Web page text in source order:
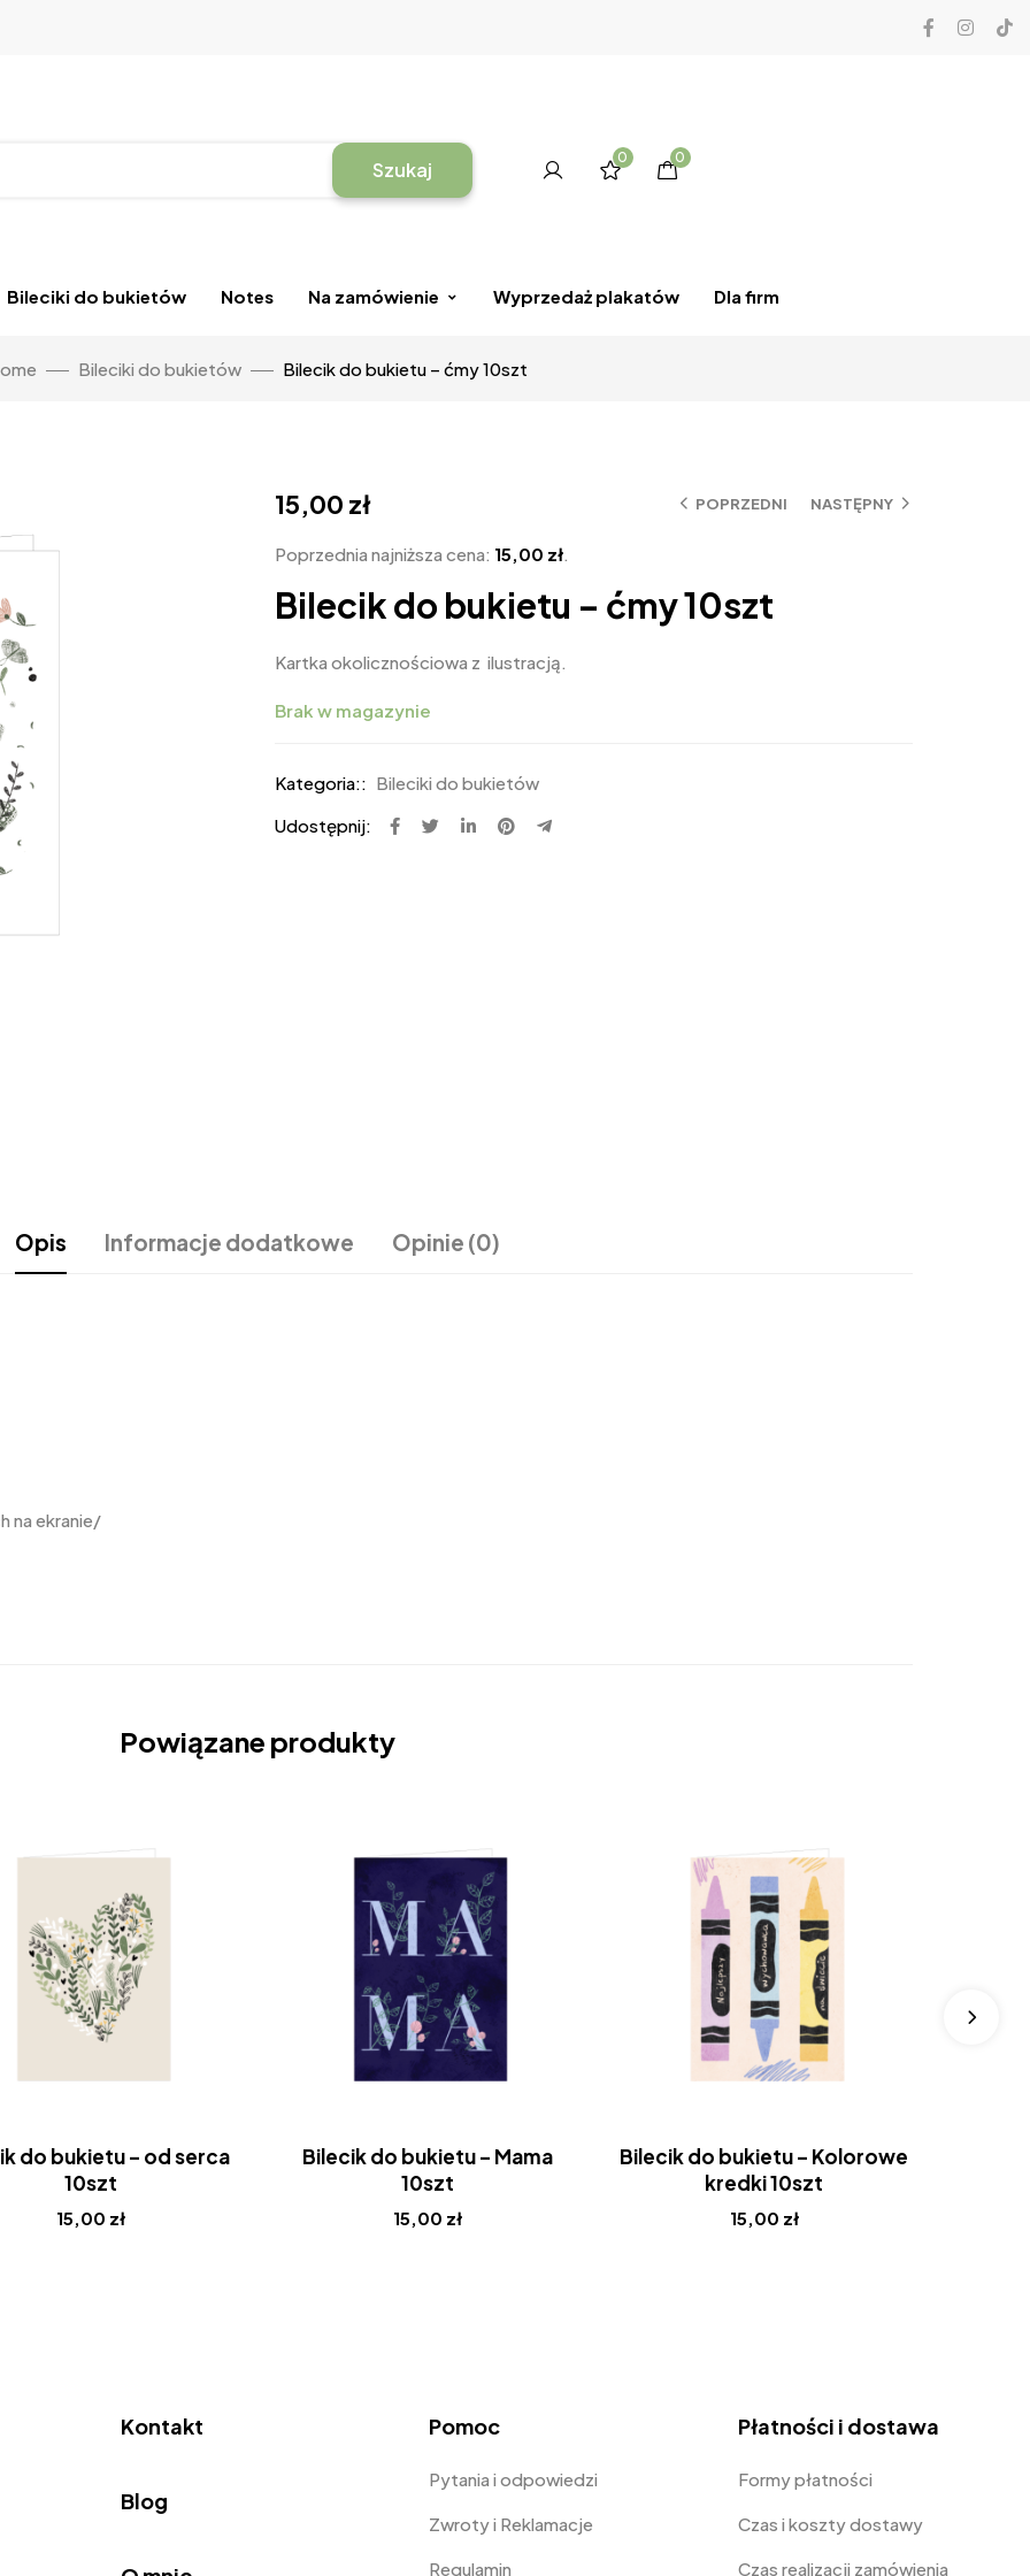
Szukaj
0 0
Bileciki do bukietów Notes Na zamówienie Wyprzedaż plakatów Dla firm
Bileciki do bukietów Bilecik do bukietu – ćmy 10szt
POPRZEDNI NASTĘPNY
15,00 zł
Poprzednia najniższa cena: 15,00 zł.
Bilecik do bukietu – ćmy 10szt
Kartka okolicznościowa z ilustracją.
Brak w magazynie
Kategoria:: Bileciki do bukietów
Udostępnij:
Opis Informacje dodatkowe Opinie (0)
na ekranie/
Powiązane produkty
do bukietu – od serca
10szt
15,00 zł
Bilecik do bukietu – Mama
10szt
15,00 zł
Bilecik do bukietu – Kolorowe
kredki 10szt
15,00 zł
Kontakt
Blog
Pomoc
Pytania i odpowiedzi
Zwroty i Reklamacje
Regulamin
Płatności i dostawa
Formy płatności
Czas i koszty dostawy
Czas realizacji zamówienia